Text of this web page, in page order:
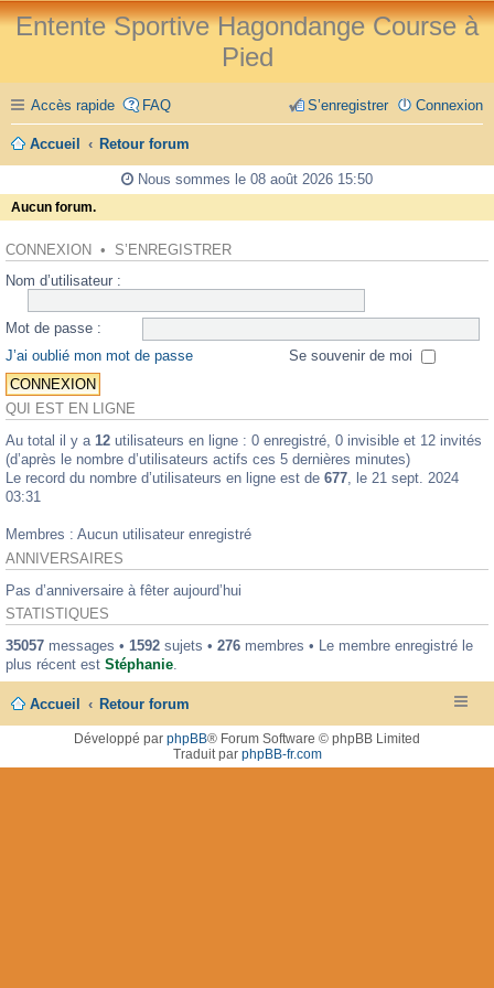
Entente Sportive Hagondange Course à
Pied
Accès rapide FAQ Connexion
S’enregistrer
Accueil Retour forum
Nous sommes le 08 août 2026 15:50
Aucun forum.
CONNEXION • S’ENREGISTRER
Nom d’utilisateur :
Mot de passe :
J’ai oublié mon mot de passe
Se souvenir de moi
QUI EST EN LIGNE
Au total il y a 12 utilisateurs en ligne : 0 enregistré, 0 invisible et 12 invités
(d’après le nombre d’utilisateurs actifs ces 5 dernières minutes)
Le record du nombre d’utilisateurs en ligne est de 677, le 21 sept. 2024
03:31
Membres : Aucun utilisateur enregistré
ANNIVERSAIRES
Pas d’anniversaire à fêter aujourd’hui
STATISTIQUES
35057 messages • 1592 sujets • 276 membres • Le membre enregistré le
plus récent est Stéphanie.
Accueil Retour forum
Développé par phpBB® Forum Software © phpBB Limited
Traduit par phpBB-fr.com